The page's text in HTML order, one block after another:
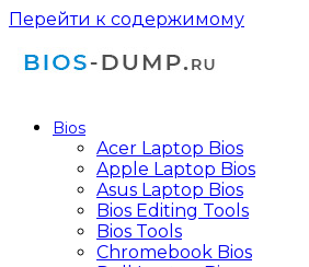
Перейти к содержимому
Bios
Acer Laptop Bios
Apple Laptop Bios
Asus Laptop Bios
Bios Editing Tools
Bios Tools
Chromebook Bios